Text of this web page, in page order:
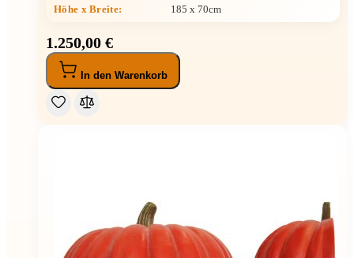
Höhe x Breite: 185 x 70cm
1.250,00 €
In den Warenkorb